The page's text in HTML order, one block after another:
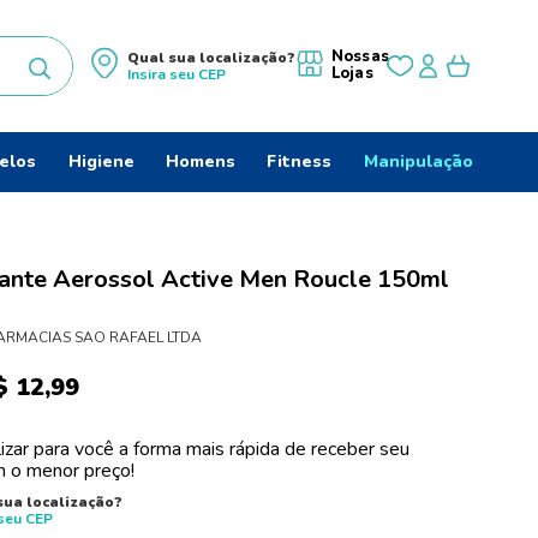
Qual sua localização?
Insira seu CEP
Nossas
Lojas
Higiene Homens Fitness Manipulação
Aerossol Active Men Roucle 150ml
SAO RAFAEL LTDA
12,99
para você a forma mais rápida de receber seu
o menor preço!
localização?
CEP